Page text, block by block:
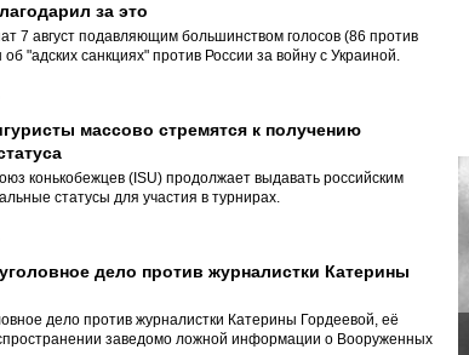
за это
7 август подавляющим большинством голосов (86 против
об "адских санкциях" против России за войну с Украиной.
массово стремятся к получению
конькобежцев (ISU) продолжает выдавать российским
статусы для участия в турнирах.
дело против журналистки Катерины
дело против журналистки Катерины Гордеевой, её
заведомо ложной информации о Вооруженных